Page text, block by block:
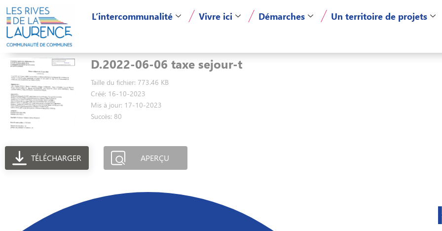
L’intercommunalité Vivre ici Démarches Un territoire de projets
D.2022-06-06 taxe sejour-t
Taille du fichier: 773.46 KB
Créé: 16-10-2023
Mis à jour: 17-10-2023
Succès: 80
TÉLÉCHARGER APERÇU